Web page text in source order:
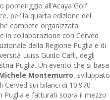
pomeriggio all’Acaya Golf
per la quarta edizione del
compete organizzata
in collaborazione con Cerved
della Regione Puglia e di
Luiss Guido Carli, degli
Puglia. Un evento che si basa
Montemurro, sviluppato
sui bilanci di 10.970
Puglia e fatturati sopra il mezzo